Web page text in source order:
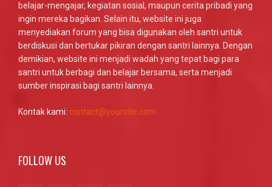
belajar-mengajar, kegiatan sosial, maupun cerita pribadi yang
ingin mereka bagikan. Selain itu, website ini juga
menyediakan forum yang bisa digunakan oleh santri untuk
berdiskusi dan bertukar pikiran dengan santri lainnya. Dengan
demikian, website ini menjadi wadah yang tepat bagi para
santri untuk berbagi dan belajar bersama, serta menjadi
sumber inspirasi bagi santri lainnya.
Kontak kami: contact@yoursite.com
FOLLOW US